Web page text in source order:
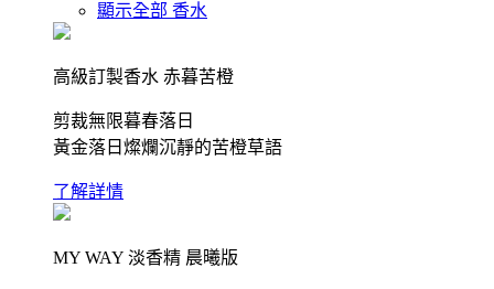
顯示全部 香水
高級訂製香水 赤暮苦橙
剪裁無限暮春落日
黃金落日燦爛沉靜的苦橙草語
了解詳情
MY WAY 淡香精 晨曦版